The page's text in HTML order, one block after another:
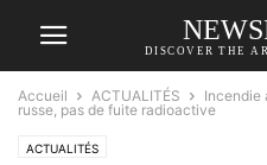
DISCOVER THE
Accueil ACTUALITÉS
Incendie
russe, pas de fuite radioactive
ACTUALITÉS